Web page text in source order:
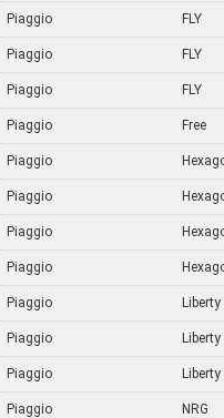
Piaggio FLY
Piaggio FLY
Piaggio FLY
Piaggio Free
Piaggio
Piaggio
Piaggio
Piaggio
Piaggio Liberty
Piaggio Liberty
Piaggio Liberty
Piaggio NRG